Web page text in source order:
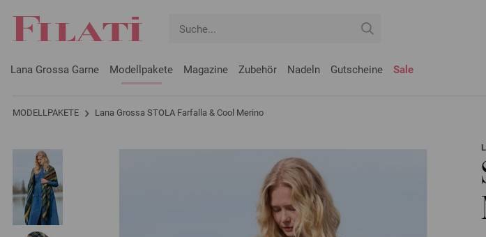
Lana Grossa Garne Modellpakete Magazine Zubehör Nadeln Gutscheine Sale
MODELLPAKETE Lana Grossa STOLA Farfalla & Cool Merino